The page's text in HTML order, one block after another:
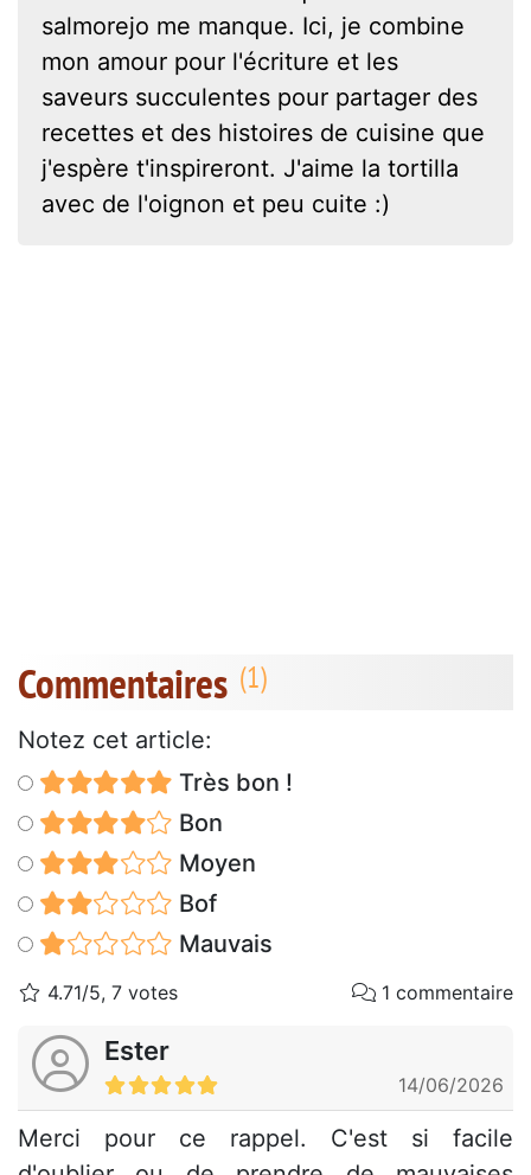
salmorejo me manque. Ici, je combine
mon amour pour l'écriture et les
saveurs succulentes pour partager des
recettes et des histoires de cuisine que
j'espère t'inspireront. J'aime la tortilla
avec de l'oignon et peu cuite :)
Commentaires
Notez cet article:
Très bon !
Bon
Moyen
Bof
Mauvais
4.71/5, 7 votes 1 commentaire
Ester
14/06/2026
Merci pour ce rappel. C'est si facile